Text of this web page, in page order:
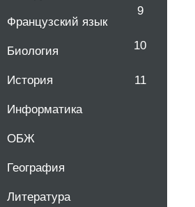
Французский язык
Биология
История
Информатика
ОБЖ
География
Литература
9
10
11